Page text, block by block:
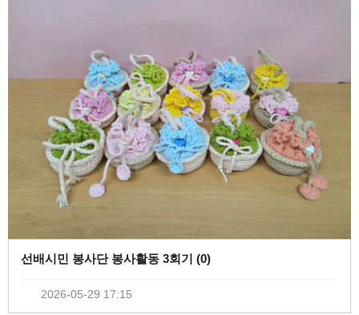
선배시민 봉사단 봉사활동 3회기 (0)
2026-05-29 17:15